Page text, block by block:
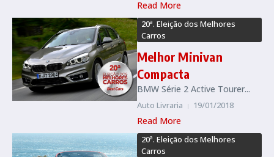
Read More
20ª. Eleição dos Melhores
Carros
Melhor Minivan
Compacta
BMW Série 2 Active Tourer...
Auto Livraria 19/01/2018
Read More
20ª. Eleição dos Melhores
Carros